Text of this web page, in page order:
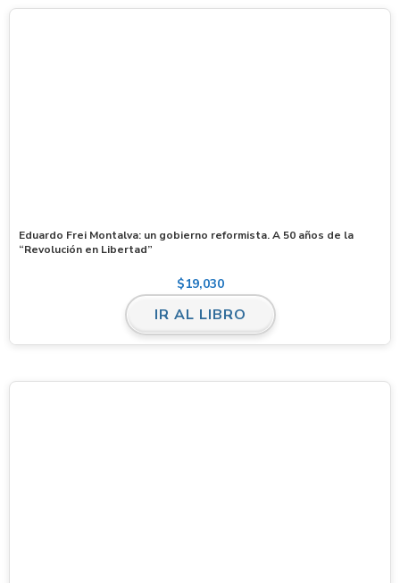
Eduardo Frei Montalva: un gobierno reformista. A 50 años de la
“Revolución en Libertad”
$19,030
IR AL LIBRO